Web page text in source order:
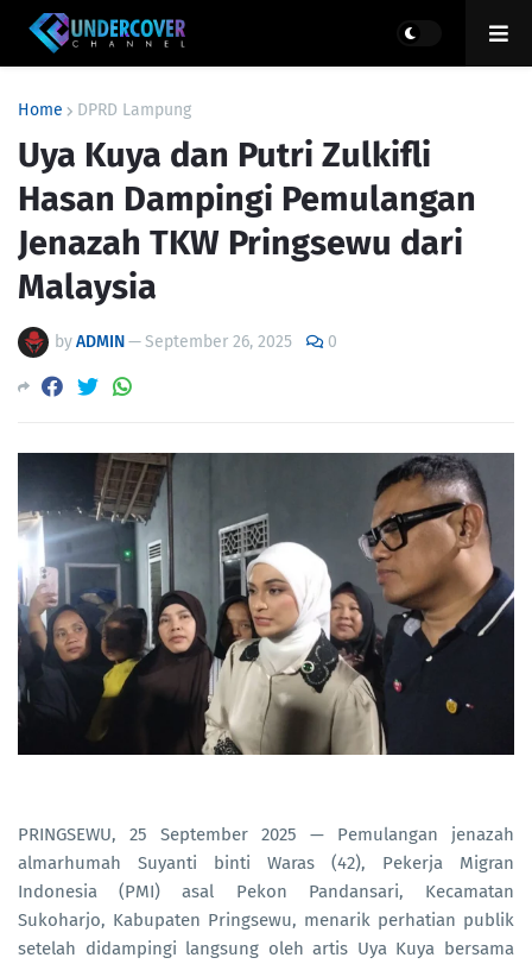
Home DPRD Lampung
Uya Kuya dan Putri Zulkifli
Hasan Dampingi Pemulangan
Jenazah TKW Pringsewu dari
Malaysia
byADMIN—September 26, 2025 0
PRINGSEWU, 25 September 2025 — Pemulangan jenazah
almarhumah Suyanti binti Waras (42), Pekerja Migran
Indonesia (PMI) asal Pekon Pandansari, Kecamatan
Sukoharjo, Kabupaten Pringsewu, menarik perhatian publik
setelah didampingi langsung oleh artis Uya Kuya bersama